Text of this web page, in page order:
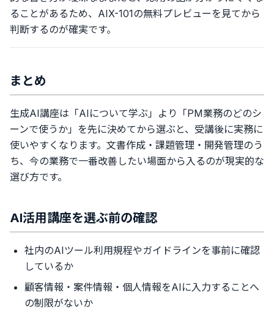
ることがあるため、AIX-101の無料プレビューを見てから
判断するのが確実です。
まとめ
生成AI講座は「AIについて学ぶ」より「PM業務のどのシ
ーンで使うか」を先に決めてから選ぶと、受講後に実務に
使いやすくなります。文書作成・課題管理・開発管理のう
ち、今の業務で一番改善したい場面から入るのが現実的な
選び方です。
AI活用講座を選ぶ前の確認
社内のAIツール利用規程やガイドラインを事前に確認
しているか
顧客情報・案件情報・個人情報をAIに入力することへ
の制限がないか